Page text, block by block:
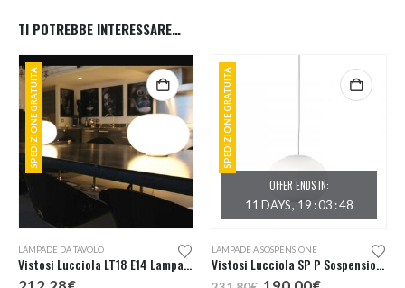
TI POTREBBE INTERESSARE…
SPEDIZIONE GRATUITA
LAMPADE DA TAVOLO
Vistosi Lucciola LT18 E14 Lampada Tavolo D. 18
SPEDIZIONE GRATUITA
OFFER ENDS IN:
11DAYS 19 :03 :48
LAMPADE A SOSPENSIONE
Vistosi Lucciola SP P Sospensione Piccola D. 18